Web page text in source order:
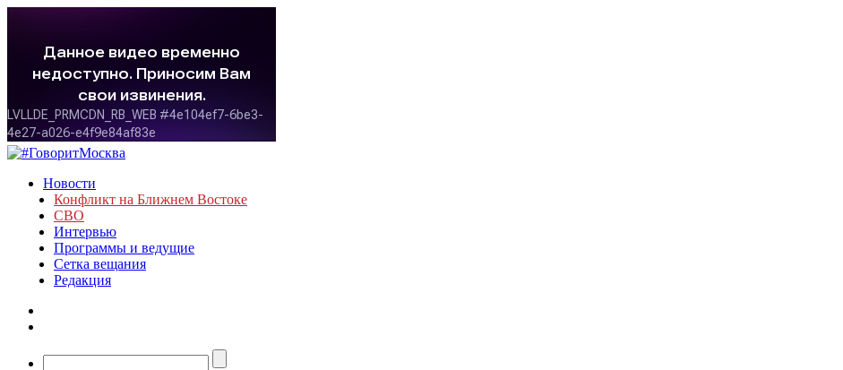
Новости
Конфликт на Ближнем Востоке
СВО
Интервью
Программы и ведущие
Сетка вещания
Редакция